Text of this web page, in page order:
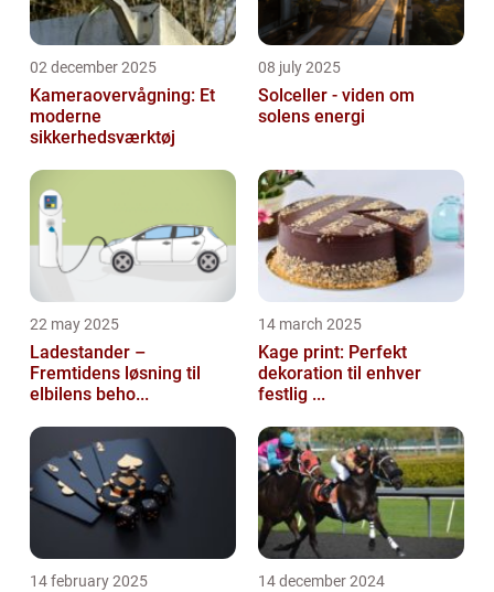
02 december 2025
Kameraovervågning: Et
moderne
sikkerhedsværktøj
08 july 2025
Solceller - viden om
solens energi
22 may 2025
Ladestander –
Fremtidens løsning til
elbilens beho...
14 march 2025
Kage print: Perfekt
dekoration til enhver
festlig ...
14 february 2025 14 december 2024